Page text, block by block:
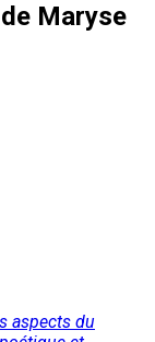
Maryse
aspects du